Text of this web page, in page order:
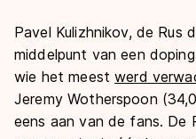
Pavel Kulizhnikov, de Rus
middelpunt van een
wie het meestwerd
Jeremy Wotherspoon
eens aan van de fans. De